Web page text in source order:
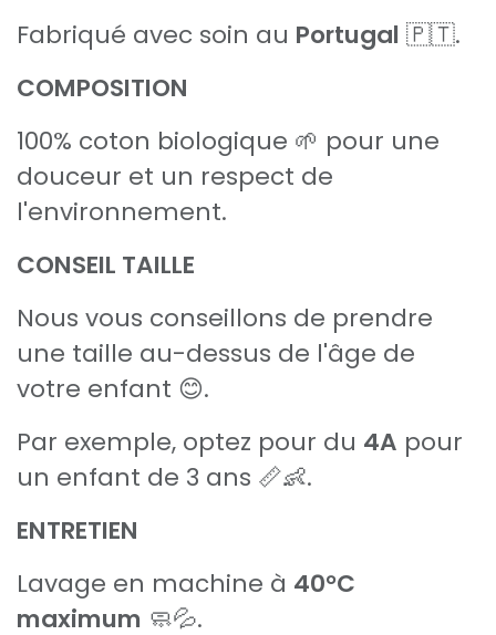
Fabriqué avec soin au Portugal 🇵🇹.
COMPOSITION
100% coton biologique 🌱 pour une
douceur et un respect de
l'environnement.
CONSEIL TAILLE
Nous vous conseillons de prendre
une taille au-dessus de l'âge de
votre enfant 😊.
Par exemple, optez pour du 4A pour
un enfant de 3 ans 📏👶.
ENTRETIEN
Lavage en machine à 40°C
maximum 🧼💦.